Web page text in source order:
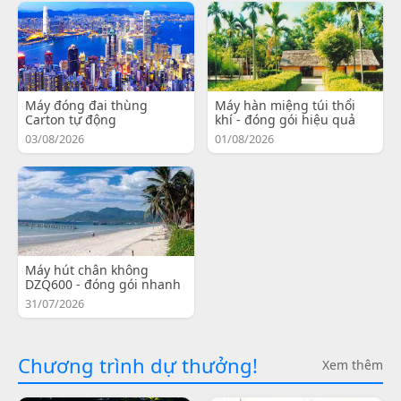
Máy đóng đai thùng
Carton tự động
03/08/2026
Máy hàn miệng túi thổi
khí - đóng gói hiệu quả
01/08/2026
Máy hút chân không
DZQ600 - đóng gói nhanh
31/07/2026
Chương trình dự thưởng! Xem thêm